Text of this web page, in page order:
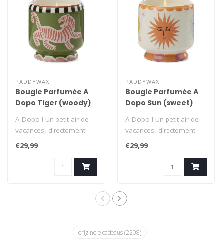
PADDYWAX
Bougie Parfumée A
Dopo Tiger (woody)
A Dopo ! Un petit air de
vacances, directement
chez vous. Laissez-vous
€29,99
PADDYWAX
Bougie Parfumée A
Dopo Sun (sweet)
A Dopo ! Un petit air de
vacances, directement
chez vous. Laissez-vous
€29,99
originele cadeaus(2208)